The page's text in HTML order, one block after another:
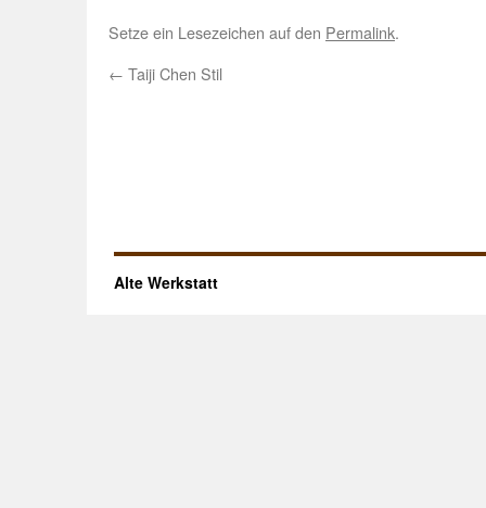
Setze ein Lesezeichen auf den Permalink.
← Taiji Chen Stil
Alte Werkstatt